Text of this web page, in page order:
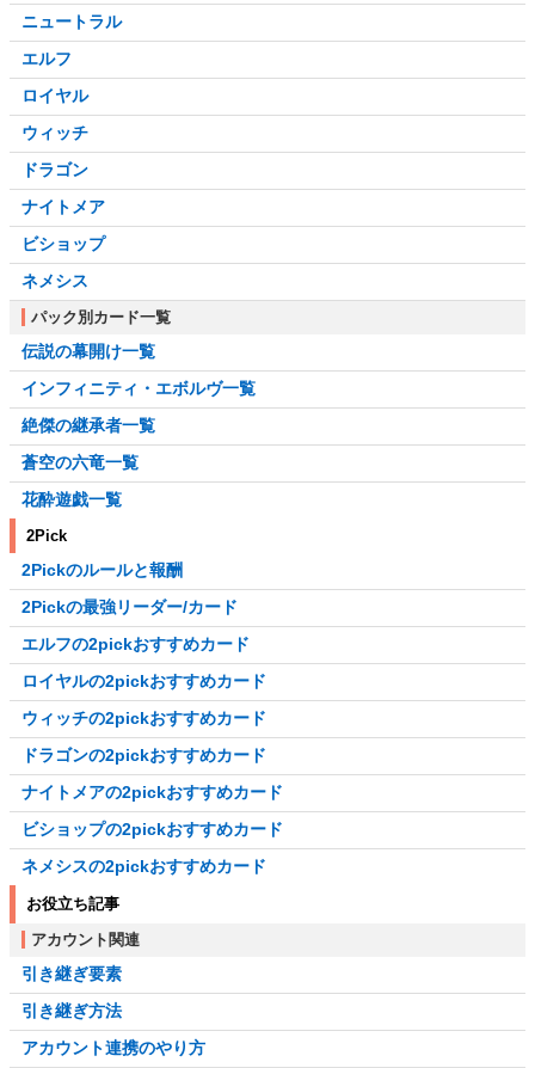
ニュートラル
エルフ
ロイヤル
ウィッチ
ドラゴン
ナイトメア
ビショップ
ネメシス
パック別カード一覧
伝説の幕開け一覧
インフィニティ・エボルヴ一覧
絶傑の継承者一覧
蒼空の六竜一覧
花酔遊戯一覧
2Pick
2Pickのルールと報酬
2Pickの最強リーダー/カード
エルフの2pickおすすめカード
ロイヤルの2pickおすすめカード
ウィッチの2pickおすすめカード
ドラゴンの2pickおすすめカード
ナイトメアの2pickおすすめカード
ビショップの2pickおすすめカード
ネメシスの2pickおすすめカード
お役立ち記事
アカウント関連
引き継ぎ要素
引き継ぎ方法
アカウント連携のやり方